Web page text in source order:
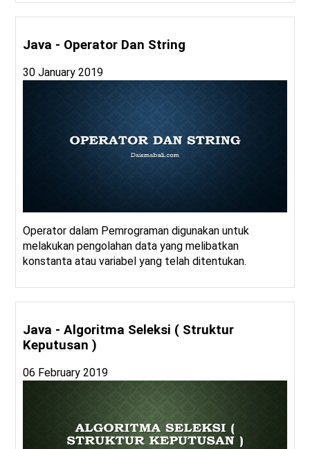
Java - Operator Dan String
30 January 2019
Operator dalam Pemrograman digunakan untuk
melakukan pengolahan data yang melibatkan
konstanta atau variabel yang telah ditentukan.
Java - Algoritma Seleksi ( Struktur
Keputusan )
06 February 2019